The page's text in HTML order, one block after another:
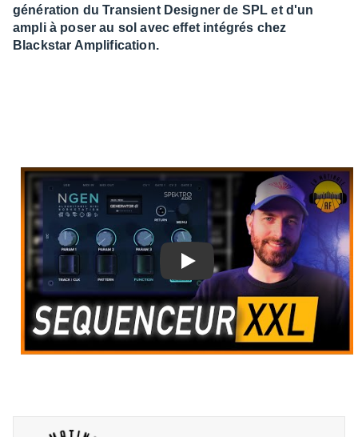
génération du Transient Designer de SPL et d'un
ampli à poser au sol avec effet intégrés chez
Blackstar Amplification.
Play